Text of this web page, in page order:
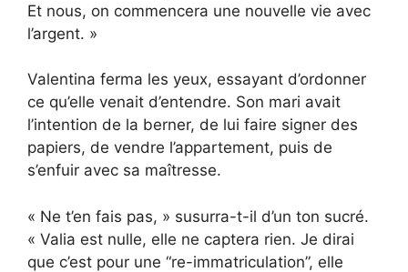
Et nous, on commencera une nouvelle vie avec
l’argent. »
Valentina ferma les yeux, essayant d’ordonner
ce qu’elle venait d’entendre. Son mari avait
l’intention de la berner, de lui faire signer des
papiers, de vendre l’appartement, puis de
s’enfuir avec sa maîtresse.
« Ne t’en fais pas, » susurra-t-il d’un ton sucré.
« Valia est nulle, elle ne captera rien. Je dirai
que c’est pour une “re-immatriculation”, elle